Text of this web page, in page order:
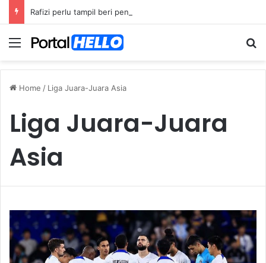
Menu
Home / Liga Juara-Juara Asia
Liga Juara-Juara
Asia